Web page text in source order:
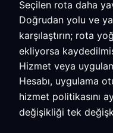
Seçilen rota daha
Doğrudan yolu ve
karşılaştırın; rota
ekliyorsa
Hizmet veya
Hesabı, uygulama
hizmet politikasını
değişikliği tek